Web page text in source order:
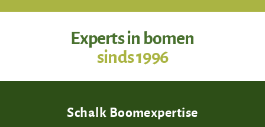
Experts in bomen
sinds 1996
Schalk Boomexpertise